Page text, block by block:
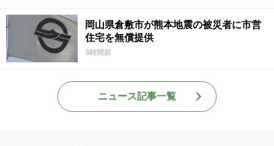
岡山県倉敷市が熊本地震の被災者に市営
住宅を無償提供
3時間前
ニュース記事一覧